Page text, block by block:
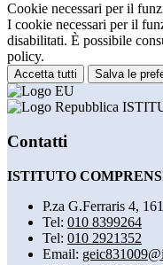
Cookie necessari per il
I cookie necessari per il
disabilitati. È possibile
policy.
Accetta tutti Salva le
Contatti
ISTITUTO
P.za G.Ferraris 4,
Tel: 010 8399264
Tel: 010 2921352
Email: